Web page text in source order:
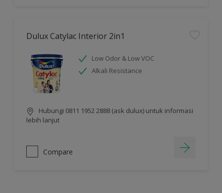
Dulux Catylac Interior 2in1
Low Odor & Low VOC
Alkali Resistance
Hubungi 0811 1952 2888 (ask dulux) untuk informasi
lebih lanjut
Compare